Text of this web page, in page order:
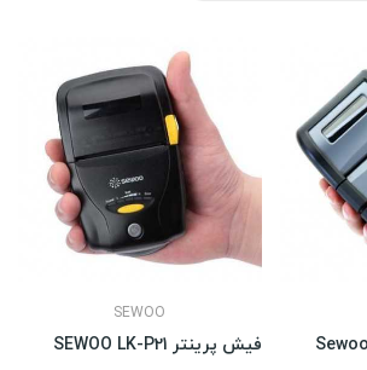
SEWOO
فیش پرینتر SEWOO LK-P21